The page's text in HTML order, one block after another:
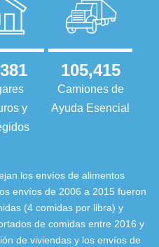
y
105,415
Camiones de
Ayuda Esencial
los envíos de alimentos
envíos de 2006 a 2015 fueron
(4 comidas por libra) y
de comidas entre 2016 y
de viviendas y los envíos de